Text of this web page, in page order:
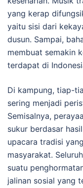
yang kerap
yaitu sisi dari
dusun. Sampai,
membuat semakin
terdapat di
Di kampung, tiap-
sering menjadi
Semisalnya,
sukur berdasar
upacara tradisi
masyarakat.
suatu
jalinan sosial yang